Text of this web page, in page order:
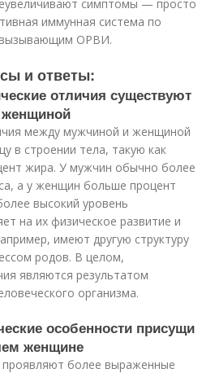
симптомы — просто
иммунная система по
ОРВИ.
и ответы:
отличия существуют
между мужчиной и женщиной
в строении тела, такую как
жира. У мужчин обычно более
а у женщин больше процент
высокий уровень
на их физическое развитие и
имеют другую структуру
родов. В целом,
являются результатом
организма.
особенности присущи
женщине
более выраженные